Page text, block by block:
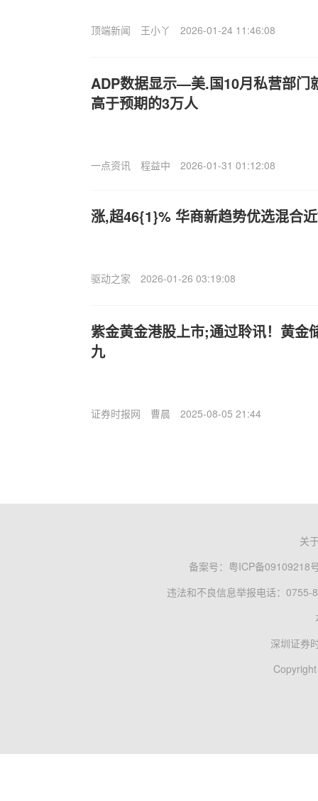
顶端新闻 王小丫 2026-01-24 11:46:08
ADP数据显示—美.国10月私营部门
高于预期的3万人
一点资讯 程益中 2026-01-31 01:12:08
涨,超46{1}% 华商新趋势优选混合
驱动之家 2026-01-26 03:19:08
紫金黄金港股上市;通过聆讯！黄金
九
证券时报网 曹晨 2025-08-05 21:44
关
备案号： 粤ICP备09109218
违法和不良信息举报电话：0755-
深圳证券